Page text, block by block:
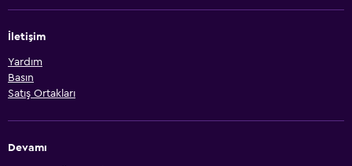
İletişim
Yardım
Basın
Satış Ortakları
Devamı